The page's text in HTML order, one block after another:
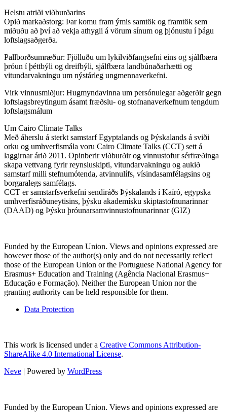
Helstu atriði viðburðarins
Opið markaðstorg: Þar komu fram ýmis samtök og framtök sem
miðuðu að því að vekja athygli á vörum sínum og þjónustu í þágu
loftslagsaðgerða.
Pallborðsumræður: Fjölluðu um lykilviðfangsefni eins og sjálfbæra
þróun í þéttbýli og dreifbýli, sjálfbæra landbúnaðarhætti og
vitundarvakningu um nýstárleg ungmennaverkefni.
Virk vinnusmiðjur: Hugmyndavinna um persónulegar aðgerðir gegn
loftslagsbreytingum ásamt fræðslu- og stofnanaverkefnum tengdum
loftslagsmálum
Um Cairo Climate Talks
Með áherslu á sterkt samstarf Egyptalands og Þýskalands á sviði
orku og umhverfismála voru Cairo Climate Talks (CCT) sett á
laggirnar árið 2011. Opinberir viðburðir og vinnustofur sérfræðinga
skapa vettvang fyrir reynsluskipti, vitundarvakningu og aukið
samstarf milli stefnumótenda, atvinnulífs, vísindasamfélagsins og
borgaralegs samfélags.
CCT er samstarfsverkefni sendiráðs Þýskalands í Kaíró, egypska
umhverfisráðuneytisins, þýsku akademísku skiptastofnunarinnar
(DAAD) og Þýsku þróunarsamvinnustofnunarinnar (GIZ)
Funded by the European Union. Views and opinions expressed are
however those of the author(s) only and do not necessarily reflect
those of the European Union or the Portuguese National Agency for
Erasmus+ Education and Training (Agência Nacional Erasmus+
Educação e Formação). Neither the European Union nor the
granting authority can be held responsible for them.
Data Protection
This work is licensed under a Creative Commons Attribution-
ShareAlike 4.0 International License.
Neve | Powered by WordPress
Funded by the European Union. Views and opinions expressed are